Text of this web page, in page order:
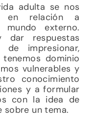
adulta se nos
en relación a
externo.
dar respuestas
impresionar,
dominio
vulnerables y
conocimiento
y a formular
con la idea de
sobre un tema.